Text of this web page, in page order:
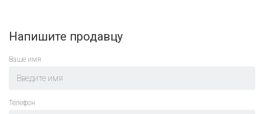
Напишите продавцу
Ваше имя
Телефон